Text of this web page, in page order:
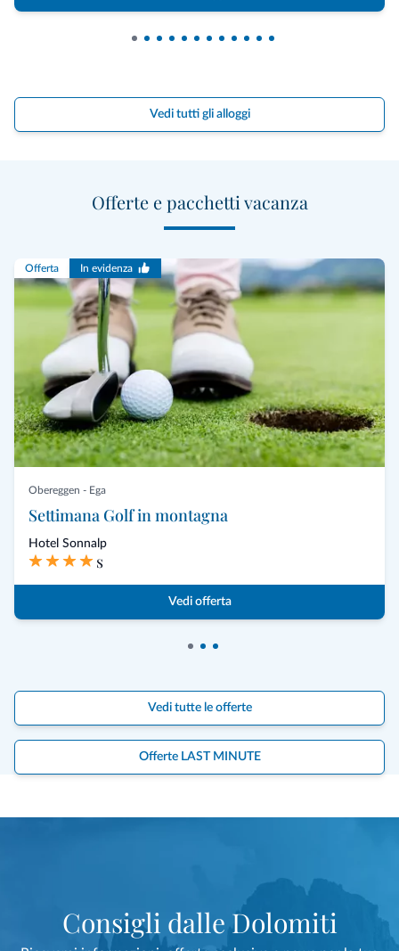
Vedi tutti gli alloggi
Offerte e pacchetti vacanza
Offerta In evidenza
Obereggen - Ega
Settimana Golf in montagna
Hotel Sonnalp
s
Vedi offerta
Vedi tutte le offerte
Offerte LAST MINUTE
Consigli dalle Dolomiti